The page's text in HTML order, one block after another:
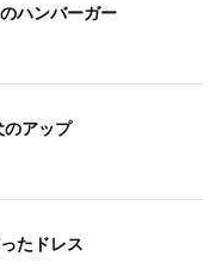
ハンバーガー
のアップ
たドレス